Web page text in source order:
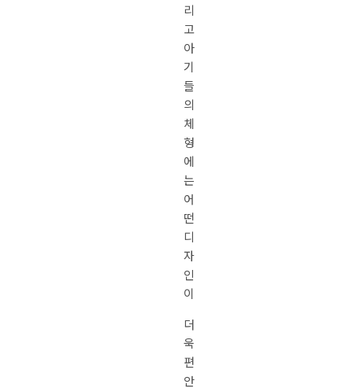
리
고
아
기
들
의
체
형
에
는
어
떤
디
자
인
이
더
욱
편
안